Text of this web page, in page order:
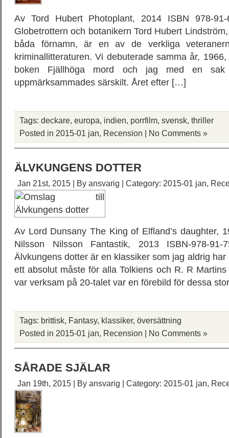
Av Tord Hubert Photoplant, 2014 ISBN 978-
Globetrottern och botanikern Tord Hubert
båda förnamn, är en av de verkliga
kriminallitteraturen. Vi debuterade samma år,
boken Fjällhöga mord och jag med en sak
uppmärksammades särskilt. Året efter […]
Tags: deckare europa indien porrfilm svensk thriller
Posted in 2015-01 jan Recension | No Comments »
ÄLVKUNGENS DOTTER
Jan 21st, 2015 | By ansvarig | Category: 2015-01 jan
Av Lord Dunsany The King of Elfland’s daughter,
Nilsson Nilsson Fantastik, 2013 ISBN-978-91-
Älvkungens dotter är en klassiker som jag aldrig
ett absolut måste för alla Tolkiens och R. R
var verksam på 20-talet var en förebild för dessa
Tags: brittisk Fantasy, klassiker, översättning
Posted in 2015-01 jan Recension | No Comments »
SÅRADE SJÄLAR
Jan 19th, 2015 | By ansvarig | Category: 2015-01 jan